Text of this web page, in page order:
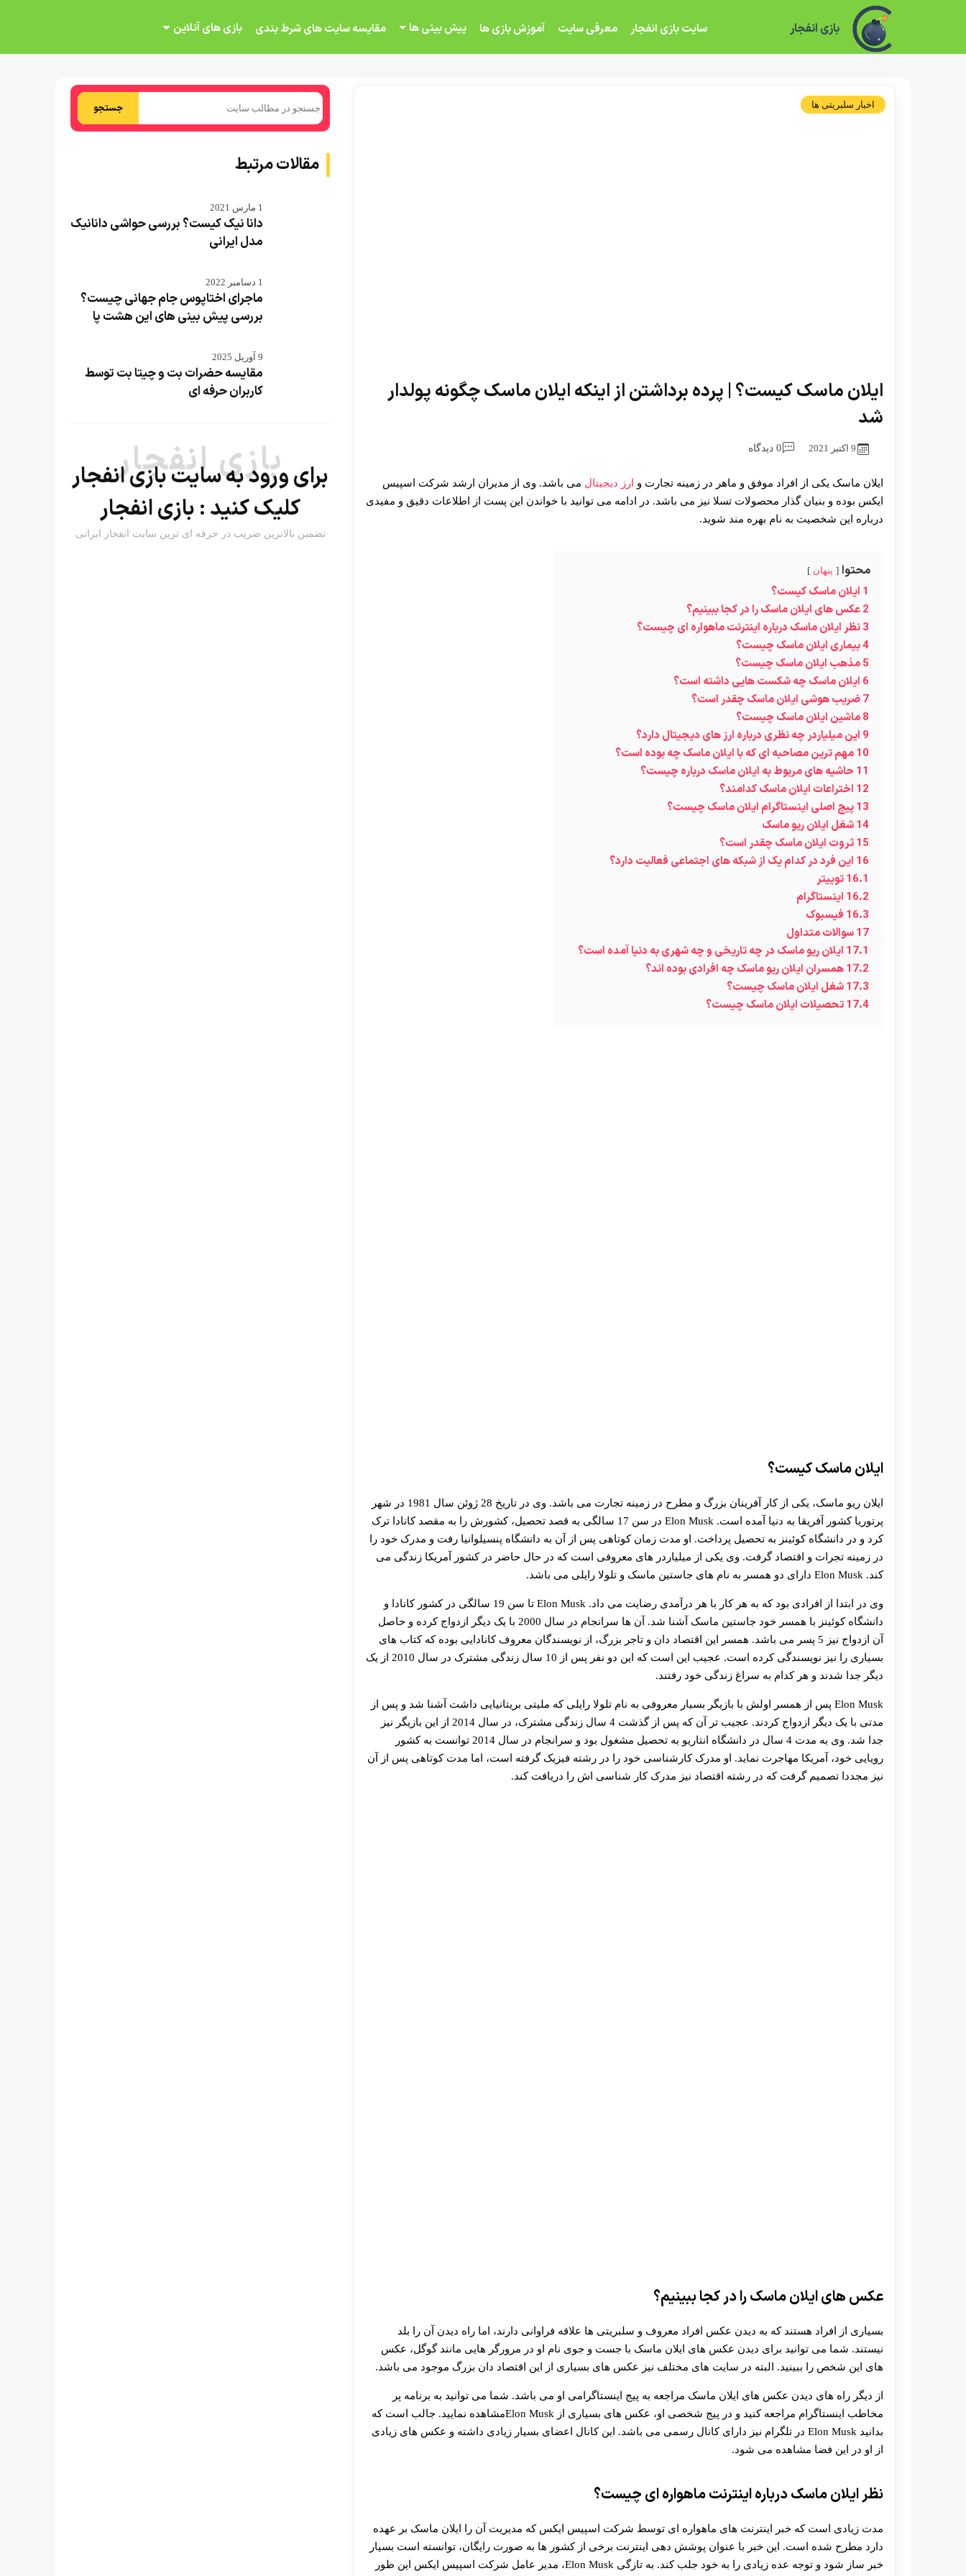
30 تا 50 درصد شارژ هدیه بیشتر فقط با ثبت نام در هات بت
بازی انفجار سایت بازی انفجار معرفی سایت آموزش بازی ها پیش بینی ها مقایسه سایت های شرط بندی بازی های آنلاین
اخبار سلبریتی ها
ایلان ماسک کیست؟ | پرده برداشتن از اینکه ایلان ماسک چگونه پولدار
شد
9 اکتبر 2021 0 دیدگاه
ایلان ماسک یکی از افراد موفق و ماهر در زمینه تجارت و ارز دیجیتال می باشد. وی از مدیران ارشد شرکت اسپیس
ایکس بوده و بنیان گذار محصولات تسلا نیز می باشد. در ادامه می توانید با خواندن این پست از اطلاعات دقیق و مفیدی
درباره این شخصیت به نام بهره مند شوید.
محتوا پنهان
1 ایلان ماسک کیست؟
2عکس های ایلان ماسک را در کجا ببینیم؟
3نظر ایلان ماسک درباره اینترنت ماهواره ای چیست؟
4بیماری ایلان ماسک چیست؟
5مذهب ایلان ماسک چیست؟
6 ایلان ماسک چه شکست هایی داشته است؟
7ضریب هوشی ایلان ماسک چقدر است؟
8ماشین ایلان ماسک چیست؟
9 این میلیاردر چه نظری درباره ارز های دیجیتال دارد؟
10مهم ترین مصاحبه ای که با ایلان ماسک چه بوده است؟
11 حاشیه های مربوط به ایلان ماسک درباره چیست؟
12 اختراعات ایلان ماسک کدامند؟
13پیج اصلی اینستاگرام ایلان ماسک چیست؟
14شغل ایلان ریو ماسک
15ثروت ایلان ماسک چقدر است؟
16 این فرد در کدام یک از شبکه های اجتماعی فعالیت دارد؟
16.1توییتر
16.2 اینستاگرام
16.3 فیسبوک
17سوالات متداول
17.1 ایلان ریو ماسک در چه تاریخی و چه شهری به دنیا آمده است؟
17.2همسران ایلان ریو ماسک چه افرادی بوده اند؟
17.3شغل ایلان ماسک چیست؟
17.4تحصیلات ایلان ماسک چیست؟
ایلان ماسک کیست؟
ایلان ریو ماسک، یکی از کار آفرینان بزرگ و مطرح در زمینه تجارت می باشد. وی در تاریخ 28 ژوئن سال 1981 در شهر
پرتوریا کشور آفریقا به دنیا آمده است. Elon Musk در سن 17 سالگی به قصد تحصیل، کشورش را به مقصد کانادا ترک
کرد و در دانشگاه کوئینز به تحصیل پرداخت. او مدت زمان کوتاهی پس از آن به دانشگاه پنسیلوانیا رفت و مدرک خود را
در زمینه تجرات و اقتصاد گرفت. وی یکی از میلیاردر های معروفی است که در حال حاضر در کشور آمریکا زندگی می
کند. Elon Musk دارای دو همسر به نام های جاستین ماسک و تلولا رایلی می باشد.
وی در ابتدا از افرادی بود که به هر کار با هر درآمدی رضایت می داد. Elon Musk تا سن 19 سالگی در کشور کانادا و
دانشگاه کوئینز با همسر خود جاستین ماسک آشنا شد. آن ها سرانجام در سال 2000 با یک دیگر ازدواج کرده و حاصل
آن ازدواج نیز 5 پسر می باشد. همسر این اقتصاد دان و تاجر بزرگ، از نویسندگان معروف کانادایی بوده که کتاب های
بسیاری را نیز نویسندگی کرده است. عجیب این است که این دو نفر پس از 10 سال زندگی مشترک در سال 2010 از یک
دیگر جدا شدند و هر کدام به سراغ زندگی خود رفتند.
Elon Musk پس از همسر اولش با بازیگر بسیار معروفی به نام تلولا رایلی که ملیتی بریتانیایی داشت آشنا شد و پس از
مدتی با یک دیگر ازدواج کردند. عجیب تر آن که پس از گذشت 4 سال زندگی مشترک، در سال 2014 از این بازیگر نیز
جدا شد. وی به مدت 4 سال در دانشگاه انتاریو به تحصیل مشغول بود و سرانجام در سال 2014 توانست به کشور
رویایی خود، آمریکا مهاجرت نماید. او مدرک کارشناسی خود را در رشته فیزیک گرفته است، اما مدت کوتاهی پس از آن
نیز مجددا تصمیم گرفت که در رشته اقتصاد نیز مدرک کار شناسی اش را دریافت کند.
عکس های ایلان ماسک را در کجا ببینیم؟
بسیاری از افراد هستند که به دیدن عکس افراد معروف و سلبریتی ها علاقه فراوانی دارند، اما راه دیدن آن را بلد
نیستند. شما می توانید برای دیدن عکس های ایلان ماسک با جست و جوی نام او در مرورگر هایی مانند گوگل، عکس
های این شخص را ببینید. البته در سایت های مختلف نیز عکس های بسیاری از این اقتصاد دان بزرگ موجود می باشد.
از دیگر راه های دیدن عکس های ایلان ماسک مراجعه به پیج اینستاگرامی او می باشد. شما می توانید به برنامه پر
مخاطب اینستاگرام مراجعه کنید و در پیج شخصی او، عکس های بسیاری از Elon Muskمشاهده نمایید. جالب است که
بدانید Elon Musk در تلگرام نیز دارای کانال رسمی می باشد. این کانال اعضای بسیار زیادی داشته و عکس های زیادی
از او در این فضا مشاهده می شود.
نظر ایلان ماسک درباره اینترنت ماهواره ای چیست؟
مدت زیادی است که خبر اینترنت های ماهواره ای توسط شرکت اسپیس ایکس که مدیریت آن را ایلان ماسک بر عهده
دارد مطرح شده است. این خبر با عنوان پوشش دهی اینترنت برخی از کشور ها به صورت رایگان، توانسته است بسیار
خبر ساز شود و توجه عده زیادی را به خود جلب کند. به تازگی Elon Musk، مدیر عامل شرکت اسپیس ایکس این طور
جستجو
مقالات مرتبط
1 مارس 2021
دانا نیک کیست؟ بررسی حواشی دانانیک
مدل ایرانی
1 دسامبر 2022
ماجرای اختاپوس جام جهانی چیست؟
بررسی پیش بینی های این هشت پا
9 آوریل 2025
مقایسه حضرات بت و چیتا بت توسط
کاربران حرفه ای
بازی انفجار
برای ورود به سایت بازی انفجار
کلیک کنید : بازی انفجار
تضمین بالاترین ضریب در حرفه ای ترین سایت انفجار ایرانی